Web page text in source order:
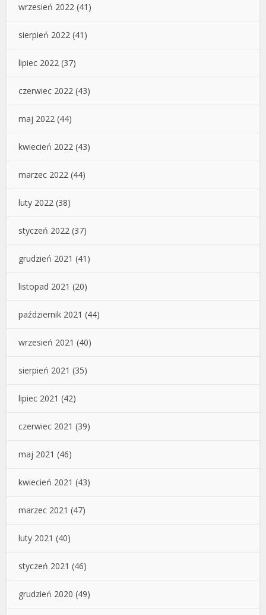
wrzesień 2022 (41)
sierpień 2022 (41)
lipiec 2022 (37)
czerwiec 2022 (43)
maj 2022 (44)
kwiecień 2022 (43)
marzec 2022 (44)
luty 2022 (38)
styczeń 2022 (37)
grudzień 2021 (41)
listopad 2021 (20)
październik 2021 (44)
wrzesień 2021 (40)
sierpień 2021 (35)
lipiec 2021 (42)
czerwiec 2021 (39)
maj 2021 (46)
kwiecień 2021 (43)
marzec 2021 (47)
luty 2021 (40)
styczeń 2021 (46)
grudzień 2020 (49)